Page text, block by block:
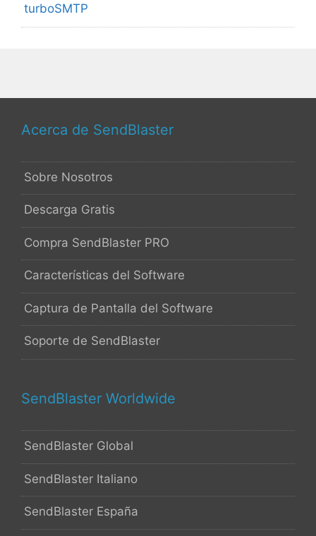
turboSMTP
Acerca de SendBlaster
Sobre Nosotros
Descarga Gratis
Compra SendBlaster PRO
Características del Software
Captura de Pantalla del Software
Soporte de SendBlaster
SendBlaster Worldwide
SendBlaster Global
SendBlaster Italiano
SendBlaster España